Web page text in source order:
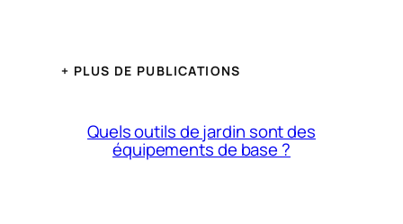
+ PLUS DE PUBLICATIONS
Quels outils de jardin sont des
équipements de base ?